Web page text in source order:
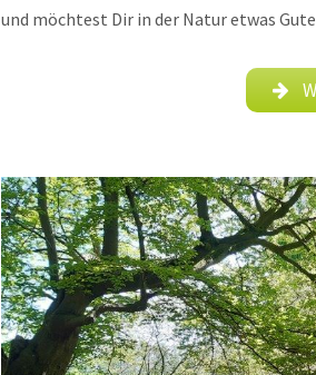
und möchtest Dir in der Natur etwas